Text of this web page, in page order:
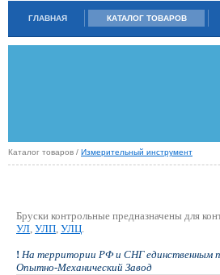
ГЛАВНАЯ КАТАЛОГ ТОВАРОВ
Каталог товаров / Измерительный инструмент
Бруски контрольные предназначены для
УЛ, УЛП, УЛЦ.
! На территории РФ и СНГ единственным
Опытно-Механический Завод